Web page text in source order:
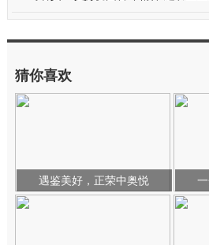
猜你喜欢
遇鉴美好，正荣中奥悦